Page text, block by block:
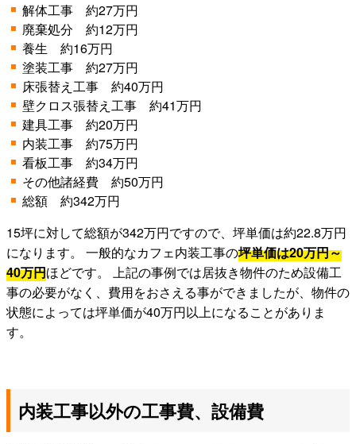
解体工事 約27万円
廃棄処分 約12万円
養生 約16万円
塗装工事 約27万円
床張替え工事 約40万円
壁クロス張替え工事 約41万円
建具工事 約20万円
内装工事 約75万円
看板工事 約34万円
その他諸経費 約50万円
総額 約342万円
15坪に対して総額が342万円ですので、坪単価は約22.8万円
になります。 一般的なカフェ内装工事の坪単価は20万円～
40万円ほどです。 上記の事例では居抜き物件のため設備工
事の必要がなく、費用をおさえる事ができましたが、物件の
状態によっては坪単価が40万円以上になることがありま
す。
内装工事以外の工事費、設備費